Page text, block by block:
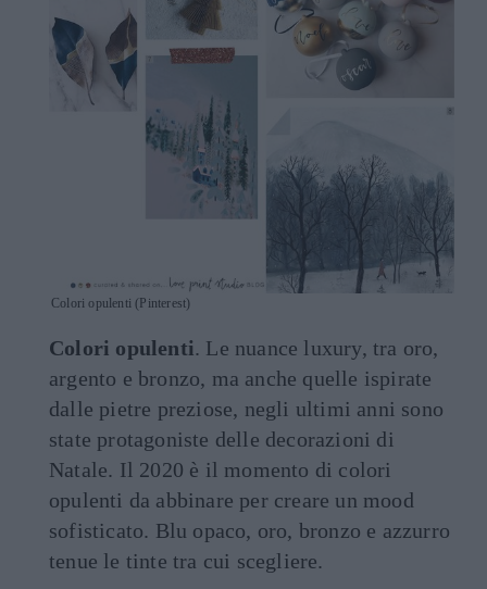
Colori opulenti (Pinterest)
Colori opulenti. Le nuance luxury, tra oro,
argento e bronzo, ma anche quelle ispirate
dalle pietre preziose, negli ultimi anni sono
state protagoniste delle decorazioni di
Natale. Il 2020 è il momento di colori
opulenti da abbinare per creare un mood
sofisticato. Blu opaco, oro, bronzo e azzurro
tenue le tinte tra cui scegliere.